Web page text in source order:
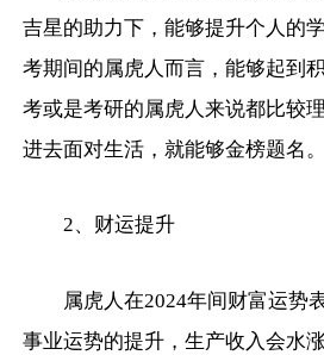
吉星的助力下，能够提升个人的
考期间的属虎人而言，能够起到
考或是考研的属虎人来说都比较
进去面对生活，就能够金榜题名。
2、财运提升
属虎人在2024年间财富运势
事业运势的提升，生产收入会水